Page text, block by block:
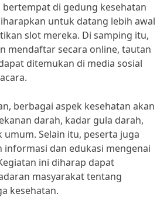
bertempat di gedung kesehatan
untuk datang lebih awal
slot mereka. Di samping itu,
mendaftar secara online, tautan
ditemukan di media sosial
berbagai aspek kesehatan akan
darah, kadar gula darah,
umum. Selain itu, peserta juga
informasi dan edukasi mengenai
ini diharap dapat
masyarakat tentang
kesehatan.